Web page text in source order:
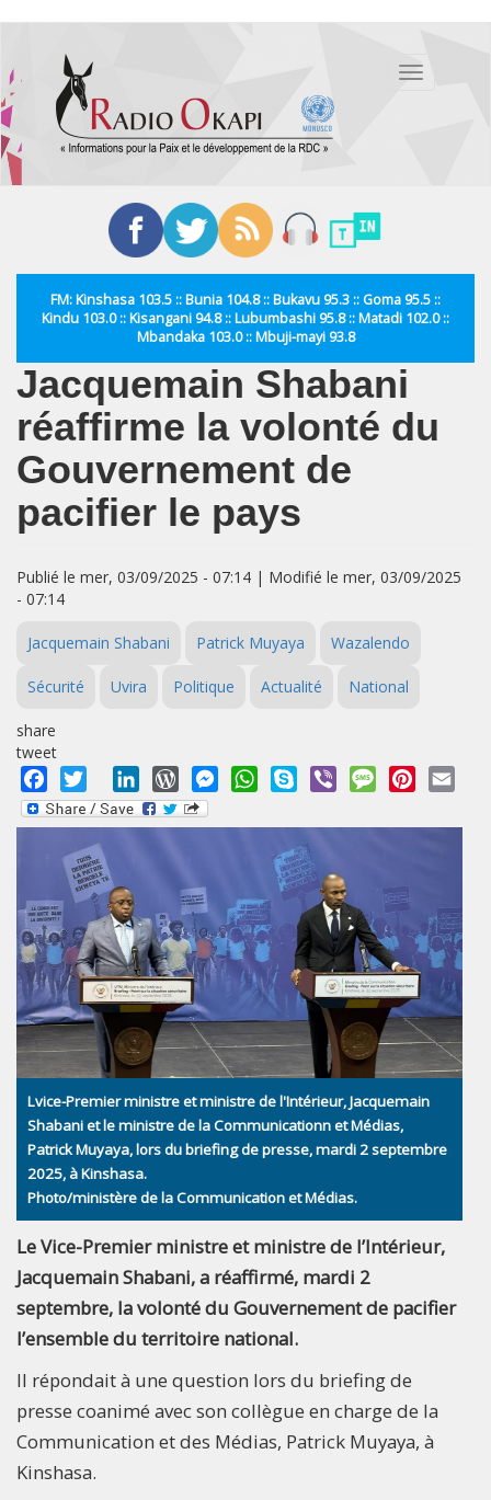
contenu
principal
Toggle
FM: Kinshasa 103.5 :: Bunia 104.8 :: Bukavu 95.3 :: Goma 95.5 ::
Kindu 103.0 :: Kisangani 94.8 :: Lubumbashi 95.8 :: Matadi 102.0 ::
Mbandaka 103.0 :: Mbuji-mayi 93.8
Jacquemain Shabani
réaffirme la volonté du
Gouvernement de
pacifier le pays
Publié le mer, 03/09/2025 - 07:14 | Modifié le mer, 03/09/2025
- 07:14
Jacquemain Shabani Patrick Muyaya Wazalendo
Sécurité Uvira Politique Actualité National
share
tweet
Facebook
Twitter LinkedInWordPressMessengerWhatsApp
Skype Viber MessagePinterest
Lvice-Premier ministre et ministre de l'Intérieur, Jacquemain
Shabani et le ministre de la Communicationn et Médias,
Patrick Muyaya, lors du briefing de presse, mardi 2 septembre
2025, à Kinshasa.
Photo/ministère de la Communication et Médias.
Le Vice-Premier ministre et ministre de l’Intérieur,
Jacquemain Shabani, a réaffirmé, mardi 2
septembre, la volonté du Gouvernement de pacifier
l’ensemble du territoire national.
Il répondait à une question lors du briefing de
presse coanimé avec son collègue en charge de la
Communication et des Médias, Patrick Muyaya, à
Kinshasa.